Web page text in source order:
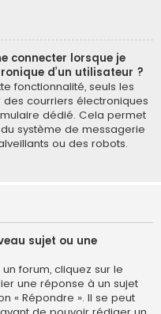
connecter lorsque je
d’un utilisateur ?
fonctionnalité, seuls les
courriers électroniques
dédié. Cela permet
système de messagerie
ou des robots.
sujet ou une
forum, cliquez sur le
une réponse à un sujet
« Répondre ». Il se peut